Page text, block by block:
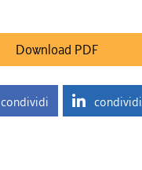
Download PDF
condividi condividi